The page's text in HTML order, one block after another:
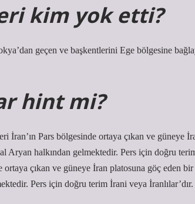
kim yok etti?
geçen ve başkentlerini Ege bölgesine
hint mi?
İran’ın Pars bölgesinde ortaya çıkan ve güneye
Aryan halkından gelmektedir. Pers için doğru
ortaya çıkan ve güneye İran platosuna göç eden
Pers için doğru terim İrani veya İranlılar’dır.